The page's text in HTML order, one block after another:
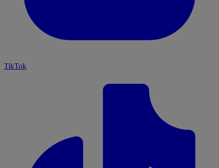
TikTok